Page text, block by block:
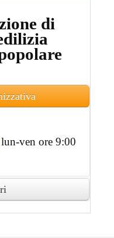
di
lun-ven ore 9:00
rilasciato